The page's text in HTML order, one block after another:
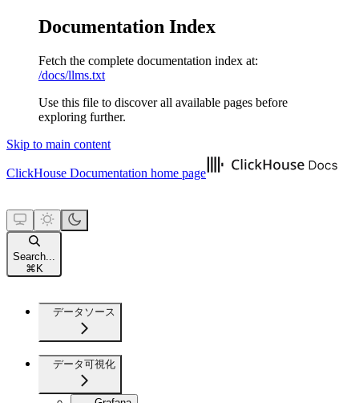
Documentation Index
Fetch the complete documentation index at:
/docs/llms.txt
Use this file to discover all available pages before
exploring further.
Skip to main content
ClickHouse Documentation home page
Search...
⌘ K
データソース
データ可視化